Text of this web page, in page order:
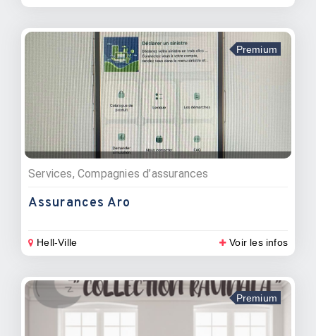
Premium
Services, Compagnies d’assurances
Assurances Aro
Hell-Ville Voir les infos
Premium